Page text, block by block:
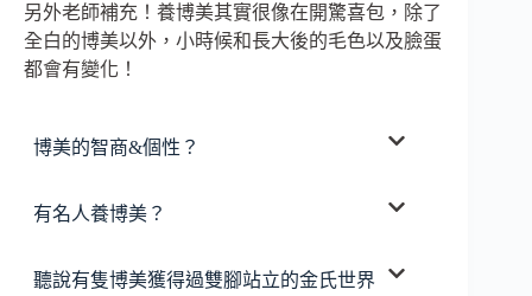
另外老師補充！養博美其實很像在開驚喜包，除了
全白的博美以外，小時候和長大後的毛色以及臉蛋
都會有變化！
博美的智商&個性？
有名人養博美？
聽說有隻博美獲得過雙腳站立的金氏世界